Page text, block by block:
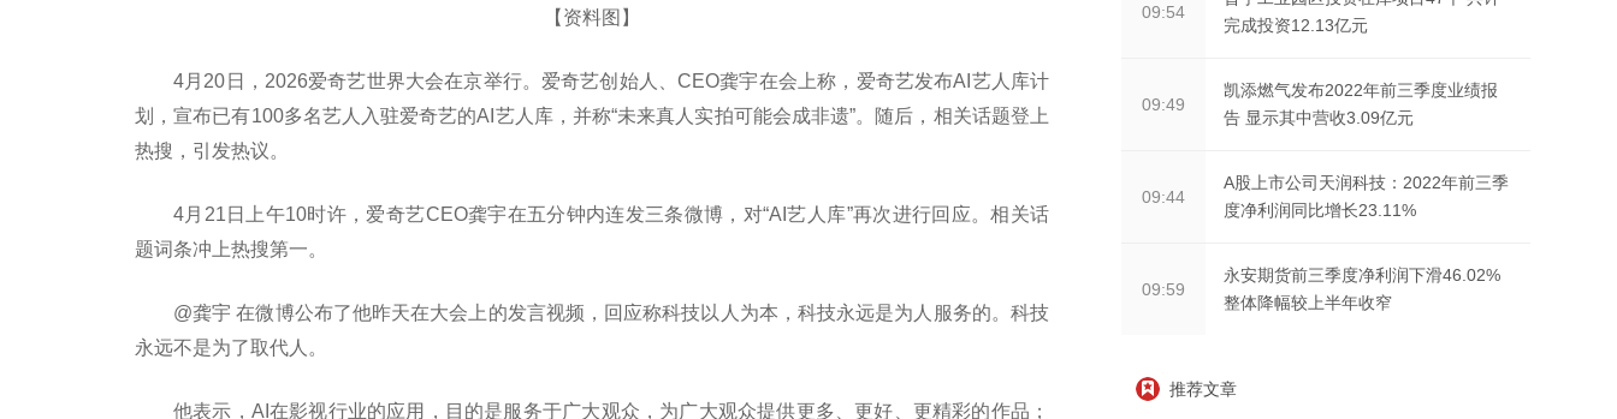
【资料图】
4月20日，2026爱奇艺世界大会在京举行。爱奇艺创始人、CEO龚宇在会上称，爱奇艺发布AI艺人库计
划，宣布已有100多名艺人入驻爱奇艺的AI艺人库，并称“未来真人实拍可能会成非遗”。随后，相关话题登上
热搜，引发热议。
4月21日上午10时许，爱奇艺CEO龚宇在五分钟内连发三条微博，对“AI艺人库”再次进行回应。相关话
题词条冲上热搜第一。
@龚宇 在微博公布了他昨天在大会上的发言视频，回应称科技以人为本，科技永远是为人服务的。科技
永远不是为了取代人。
他表示，AI在影视行业的应用，目的是服务于广大观众，为广大观众提供更多、更好、更精彩的作品；
09:54
完成投资12.13亿元
09:49
凯添燃气发布2022年前三季度业绩报
告 显示其中营收3.09亿元
09:44
A股上市公司天润科技：2022年前三季
度净利润同比增长23.11%
09:59
永安期货前三季度净利润下滑46.02%
整体降幅较上半年收窄
推荐文章